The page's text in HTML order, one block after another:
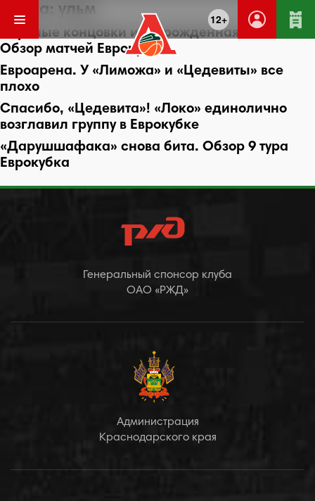
12+
Метка: ульм
Нервные концовки и возрожденная «Гдыня».
Обзор матчей Еврокубка
Евроарена. У «Лиможа» и «Цедевиты» все
плохо
Спасибо, «Цедевита»! «Локо» единолично
возглавил группу в Еврокубке
«Дарушшафака» снова бита. Обзор 9 тура
Еврокубка
Генеральный спонсор клуба
ОАО «РЖД»
Администрация
Краснодарского края